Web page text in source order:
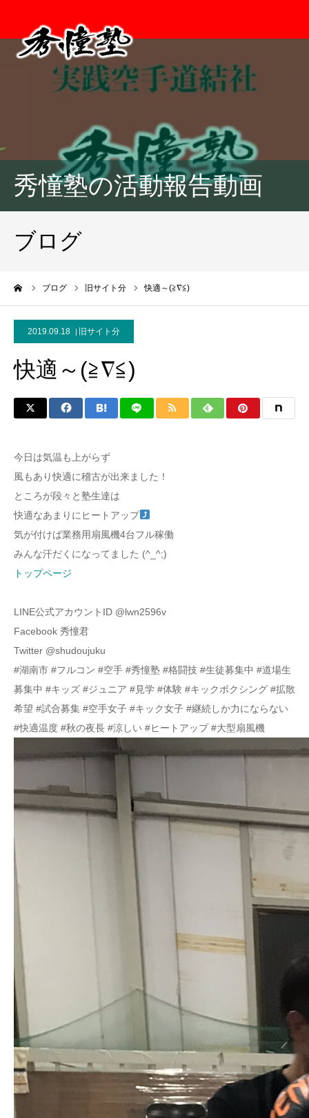
秀憧塾の活動報告動画
ブログ
ブログ 旧サイト分 快適～(≧∇≦)
2019.09.18 旧サイト分
快適～(≧∇≦)
今日は気温も上がらず
風もあり快適に稽古が出来ました！
ところが段々と塾生達は
快適なあまりにヒートアップ
気が付けば業務用扇風機4台フル稼働
みんな汗だくになってました (^_^;)
トップページ
LINE公式アカウントID @lwn2596v
Facebook 秀憧君
Twitter @shudoujuku
#湖南市 #フルコン #空手 #秀憧塾 #格闘技 #生徒募集中 #道場生
募集中 #キッズ #ジュニア #見学 #体験 #キックボクシング #拡散
希望 #試合募集 #空手女子 #キック女子 #継続しか力にならない
#快適温度 #秋の夜長 #涼しい #ヒートアップ #大型扇風機